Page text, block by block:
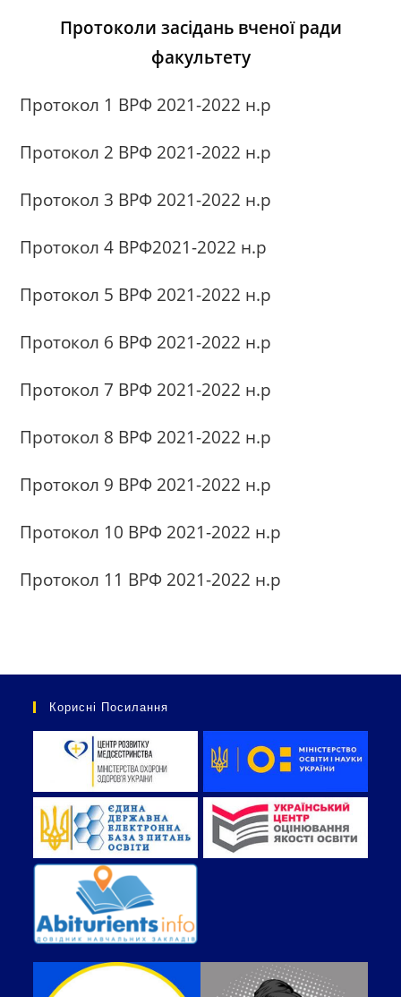
Протоколи засідань вченої ради
факультету
Протокол 1 ВРФ 2021-2022 н.р
Протокол 2 ВРФ 2021-2022 н.р
Протокол 3 ВРФ 2021-2022 н.р
Протокол 4 ВРФ2021-2022 н.р
Протокол 5 ВРФ 2021-2022 н.р
Протокол 6 ВРФ 2021-2022 н.р
Протокол 7 ВРФ 2021-2022 н.р
Протокол 8 ВРФ 2021-2022 н.р
Протокол 9 ВРФ 2021-2022 н.р
Протокол 10 ВРФ 2021-2022 н.р
Протокол 11 ВРФ 2021-2022 н.р
Корисні Посилання